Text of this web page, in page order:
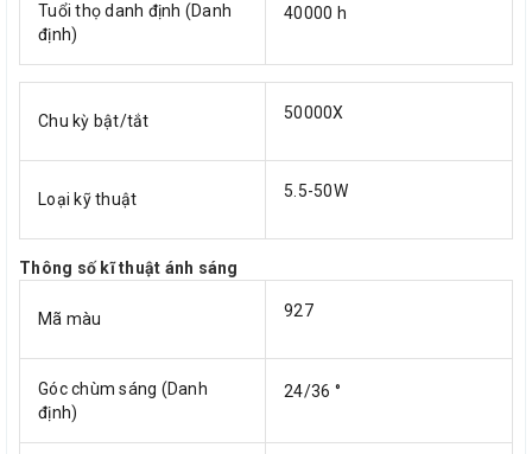
Tuổi thọ danh định (Danh
định)
40000 h
Chu kỳ bật/tắt 50000X
Loại kỹ thuật 5.5-50W
Thông số kĩ thuật ánh sáng
Mã màu 927
Góc chùm sáng (Danh
định)
24/36 °